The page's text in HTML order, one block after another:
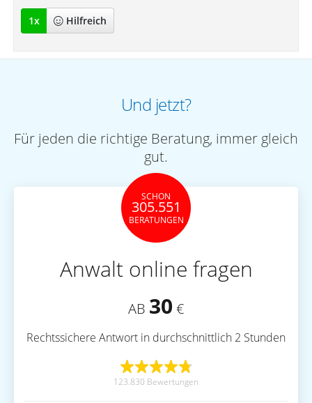
1x Hilfreich
Und jetzt?
Für jeden die richtige Beratung, immer gleich
gut.
SCHON
305.551
BERATUNGEN
Anwalt online fragen
AB 30 €
Rechtssichere Antwort in durchschnittlich 2 Stunden
123.830 Bewertungen